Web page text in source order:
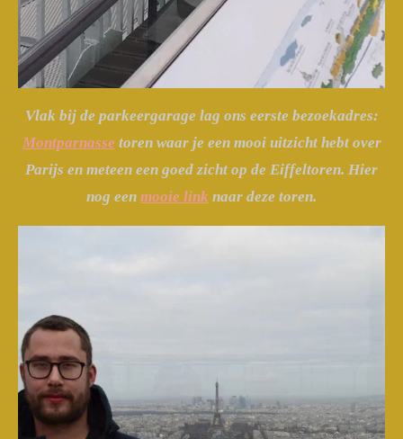
Vlak bij de parkeergarage lag ons eerste bezoekadres:
Montparnasse toren waar je een mooi uitzicht hebt over
Parijs en meteen een goed zicht op de Eiffeltoren. Hier
nog een mooie link naar deze toren.